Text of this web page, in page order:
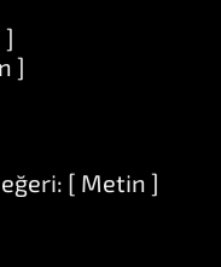
]
]
[ Metin ]